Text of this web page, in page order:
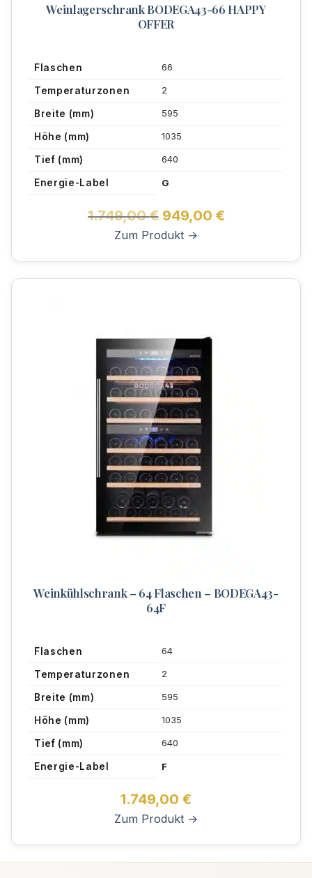
Weinlagerschrank BODEGA43-66 HAPPY
OFFER
Flaschen 66
Temperaturzonen 2
Breite (mm) 595
Höhe (mm) 1035
Tief (mm) 640
Energie-Label G
1.749,00€ Original
price
1.749,00 €.
949,00 €Current
949,00 €.
Zum Produkt →
Weinkühlschrank – 64 Flaschen – BODEGA43-
64F
Flaschen 64
Temperaturzonen 2
Breite (mm) 595
Höhe (mm) 1035
Tief (mm) 640
Energie-Label F
1.749,00 €
Zum Produkt →